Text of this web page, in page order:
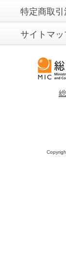
特定商取
サイトマッ